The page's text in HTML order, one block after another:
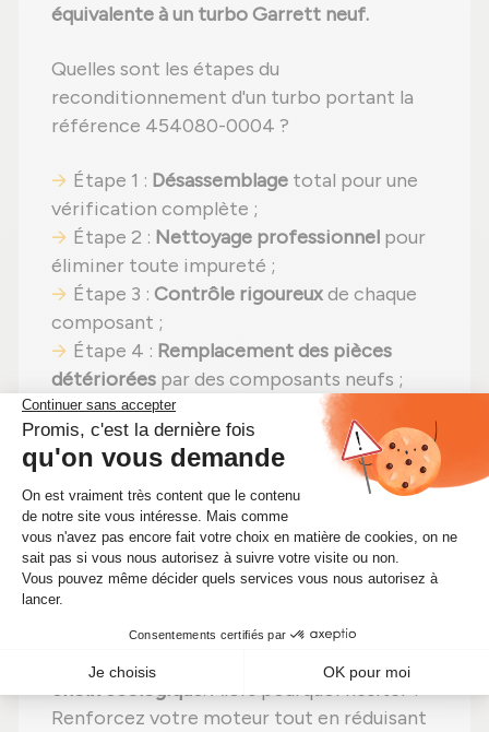
équivalente à un turbo Garrett neuf.
Quelles sont les étapes du
reconditionnement d'un turbo portant la
référence 454080-0004 ?
Étape 1 : Désassemblage total pour une
vérification complète ;
Étape 2 : Nettoyage professionnel pour
éliminer toute impureté ;
Étape 3 : Contrôle rigoureuxde chaque
composant ;
Étape 4 : Remplacement des pièces
détériorées par des composants neufs ;
Étape 5 :Réassemblage
avec des
réglages effectués selon les
recommandations du fabricant ;
Étape 6 : Tests completssur banc d'essai
Schenck avant expédition.
En choisissant unturbo reconditionné,
vous faites un pari gagnant :
identiques,une solution plus économique
(aujourd'hui à seulement 199,50 €)
choix écologique. Alors pourquoi hésiter ?
Renforcez votre moteur tout en réduisant